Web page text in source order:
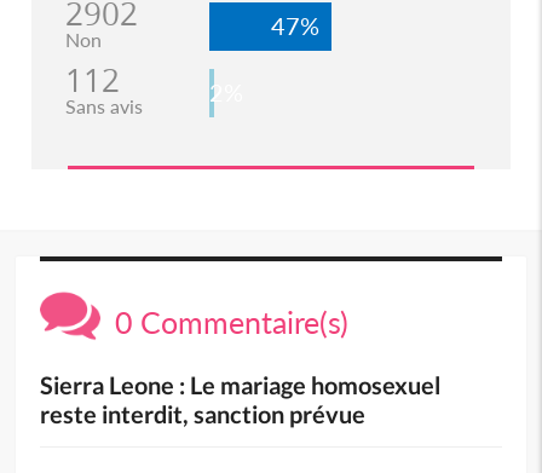
2902
Non 47%
112
Sans avis 2%
0 Commentaire(s)
Sierra Leone : Le mariage homosexuel
reste interdit, sanction prévue